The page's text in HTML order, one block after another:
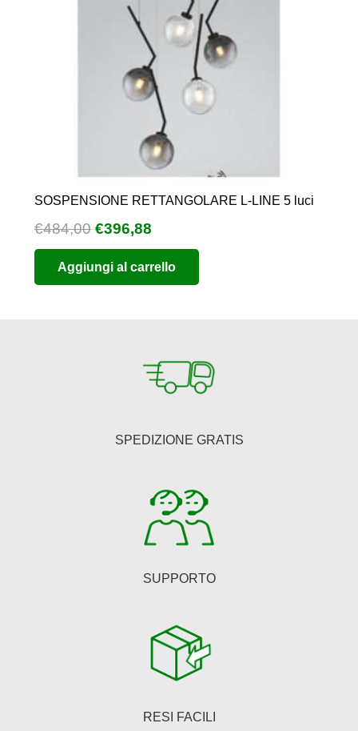
SOSPENSIONE RETTANGOLARE L-LINE 5 luci
€484,00 Il
prezzo
originale
era:
€396,88
prezzo
attuale
è:
Aggiungi al carrello
SPEDIZIONE GRATIS
SUPPORTO
RESI FACILI